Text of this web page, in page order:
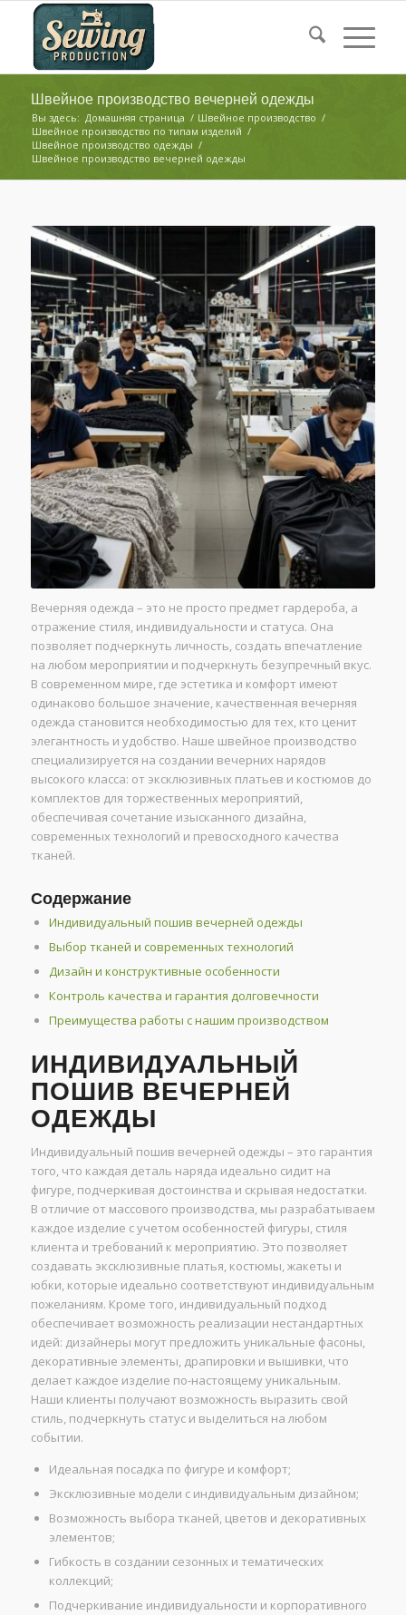
Швейное производство вечерней одежды
Вы здесь: Домашняя страница / Швейное производство /
Швейное производство по типам изделий /
Швейное производство одежды /
Швейное производство вечерней одежды
Вечерняя одежда – это не просто предмет гардероба, а
отражение стиля, индивидуальности и статуса. Она
позволяет подчеркнуть личность, создать впечатление
на любом мероприятии и подчеркнуть безупречный вкус.
В современном мире, где эстетика и комфорт имеют
одинаково большое значение, качественная вечерняя
одежда становится необходимостью для тех, кто ценит
элегантность и удобство. Наше швейное производство
специализируется на создании вечерних нарядов
высокого класса: от эксклюзивных платьев и костюмов до
комплектов для торжественных мероприятий,
обеспечивая сочетание изысканного дизайна,
современных технологий и превосходного качества
тканей.
Содержание
Индивидуальный пошив вечерней одежды
Выбор тканей и современных технологий
Дизайн и конструктивные особенности
Контроль качества и гарантия долговечности
Преимущества работы с нашим производством
ИНДИВИДУАЛЬНЫЙ
ПОШИВ ВЕЧЕРНЕЙ
ОДЕЖДЫ
Индивидуальный пошив вечерней одежды – это гарантия
того, что каждая деталь наряда идеально сидит на
фигуре, подчеркивая достоинства и скрывая недостатки.
В отличие от массового производства, мы разрабатываем
каждое изделие с учетом особенностей фигуры, стиля
клиента и требований к мероприятию. Это позволяет
создавать эксклюзивные платья, костюмы, жакеты и
юбки, которые идеально соответствуют индивидуальным
пожеланиям. Кроме того, индивидуальный подход
обеспечивает возможность реализации нестандартных
идей: дизайнеры могут предложить уникальные фасоны,
декоративные элементы, драпировки и вышивки, что
делает каждое изделие по-настоящему уникальным.
Наши клиенты получают возможность выразить свой
стиль, подчеркнуть статус и выделиться на любом
событии.
Идеальная посадка по фигуре и комфорт;
Эксклюзивные модели с индивидуальным дизайном;
Возможность выбора тканей, цветов и декоративных
элементов;
Гибкость в создании сезонных и тематических
коллекций;
Подчеркивание индивидуальности и корпоративного